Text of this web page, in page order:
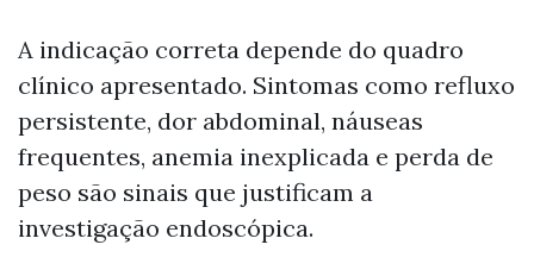
A indicação correta depende do quadro
clínico apresentado. Sintomas como refluxo
persistente, dor abdominal, náuseas
frequentes, anemia inexplicada e perda de
peso são sinais que justificam a
investigação endoscópica.